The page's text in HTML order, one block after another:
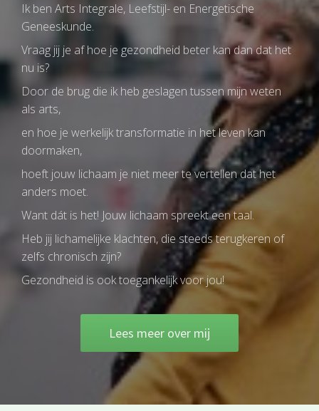
Ik ben Arts Integrale, Leefstijl- en Energetische
Geneeskunde.
Vraag jij je af hoe je gezondheid beter kan dan dat het
nu is?
Door de brug die ik heb geslagen tussen mijn weten
als arts,
en hoe je werkelijk transformatie in het leven kan
doormaken,
hoeft jouw lichaam je niet meer te vertellen dat het
anders moet.
Want dát is het! Jouw lichaam spreekt een taal.
Heb jij lichamelijke klachten, die steeds terugkeren of
zelfs chronisch zijn?
Gezondheid is ook toegankelijk voor jou!
Lees meer over mij